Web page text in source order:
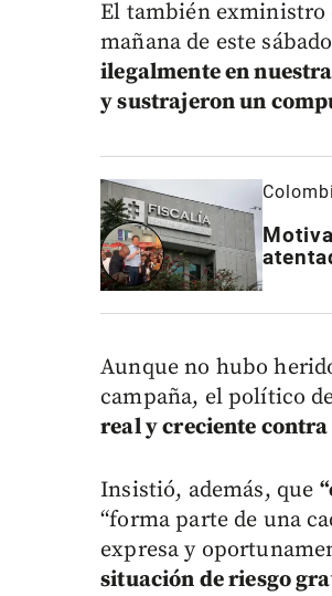
El también exministro
mañana de este
ilegalmente en
y sustrajeron un
Aunque no hubo
campaña, el político
real y creciente
Insistió, además, que
“forma parte de una
expresa y
situación de riesgo